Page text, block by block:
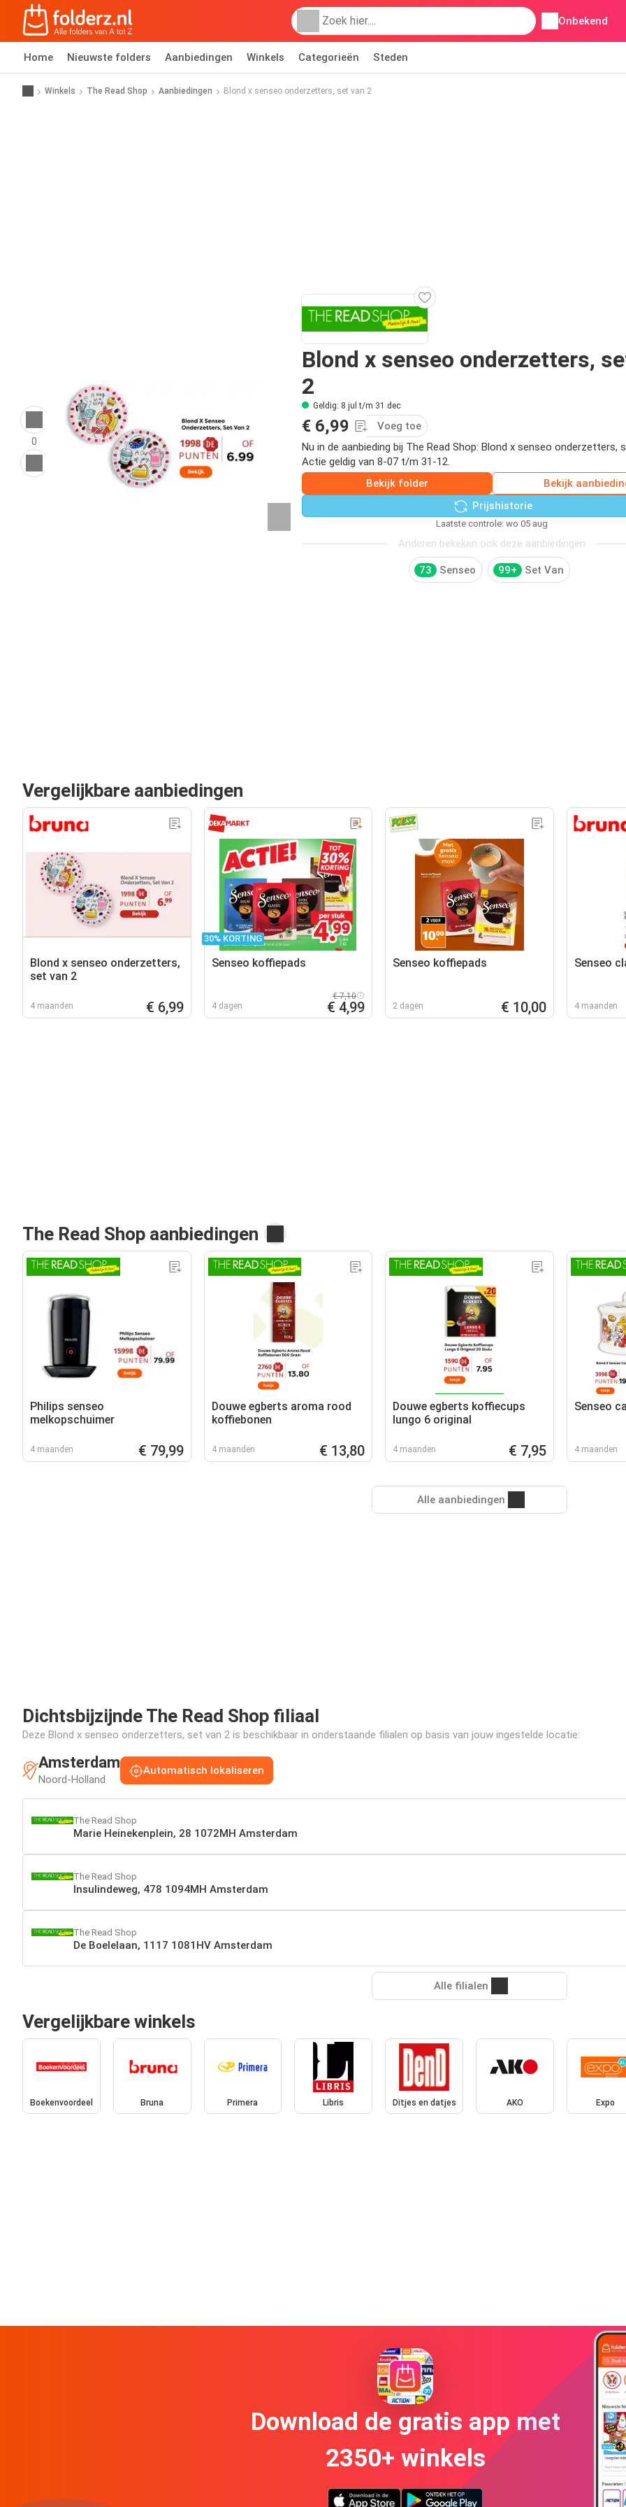
Onbekend
Home Nieuwste folders Aanbiedingen Winkels Categorieën Steden
Winkels The Read Shop Aanbiedingen Blond x senseo onderzetters, set van 2
0
Blond x senseo onderzetters,
2
Geldig: 8 jul t/m 31 dec
€ 6,99
Voeg toe
Nu in de aanbieding bij The Read Shop: Blond x senseo onderzetters,
Actie geldig van 8-07 t/m 31-12.
Bekijk folder
Bekijk
Prijshistorie
Laatste controle: wo 05 aug
Anderen bekeken ook deze aanbiedingen
73 Senseo 99+ Set Van
Vergelijkbare aanbiedingen
Blond x senseo onderzetters,
set van 2
4 maanden € 6,99
30% KORTING
Senseo koffiepads
4 dagen
€ 7,10
€ 4,99
Senseo koffiepads
2 dagen € 10,00
Senseo
4 maanden
The Read Shop aanbiedingen
Philips senseo
melkopschuimer
4 maanden € 79,99
Douwe egberts aroma rood
koffiebonen
4 maanden € 13,80
Douwe egberts koffiecups
lungo 6 original
4 maanden € 7,95
Senseo
4 maanden
Alle aanbiedingen
Dichtsbijzijnde The Read Shop filiaal
Deze Blond x senseo onderzetters, set van 2 is beschikbaar in onderstaande filialen op basis van jouw ingestelde locatie:
Amsterdam
Noord-Holland
Automatisch lokaliseren
The Read Shop
Marie Heinekenplein, 28 1072MH Amsterdam
The Read Shop
Insulindeweg, 478 1094MH Amsterdam
The Read Shop
De Boelelaan, 1117 1081HV Amsterdam
Alle filialen
Vergelijkbare winkels
Boekenvoordeel Bruna Primera Libris Ditjes en datjes AKO Expo
Download de gratis app met
2350+ winkels